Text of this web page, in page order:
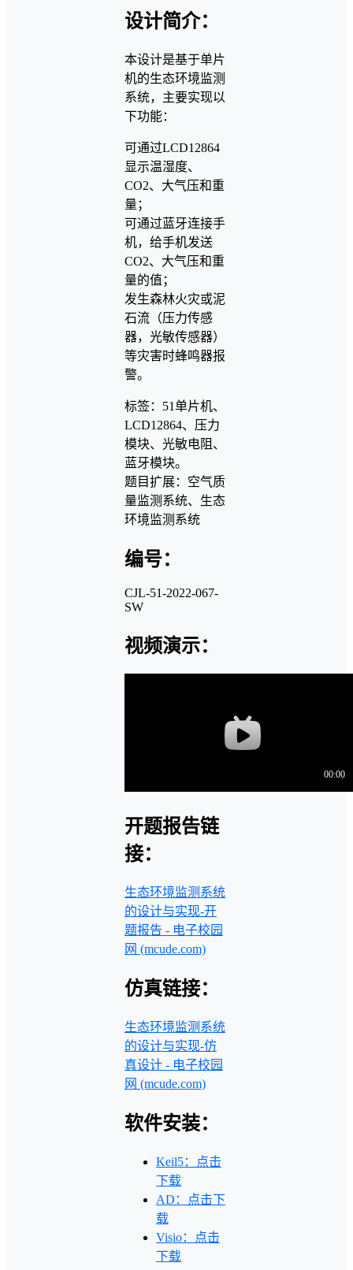
设计简介：
本设计是基于单片
机的生态环境监测
系统，主要实现以
下功能：
可通过LCD12864
显示温湿度、
CO2、大气压和重
量；
可通过蓝牙连接手
机，给手机发送
CO2、大气压和重
量的值；
发生森林火灾或泥
石流（压力传感
器，光敏传感器）
等灾害时蜂鸣器报
警。
标签：51单片机、
LCD12864、压力
模块、光敏电阻、
蓝牙模块。
题目扩展：空气质
量监测系统、生态
环境监测系统
编号：
CJL-51-2022-067-
SW
视频演示：
开题报告链
接：
生态环境监测系统
的设计与实现-开
题报告 - 电子校园
网 (mcude.com)
仿真链接：
生态环境监测系统
的设计与实现-仿
真设计 - 电子校园
网 (mcude.com)
软件安装：
Keil5：点击
下载
AD：点击下
载
Visio：点击
下载